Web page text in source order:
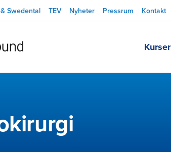
Swedental TEV Nyheter Pressrum Kontakt
Kurser